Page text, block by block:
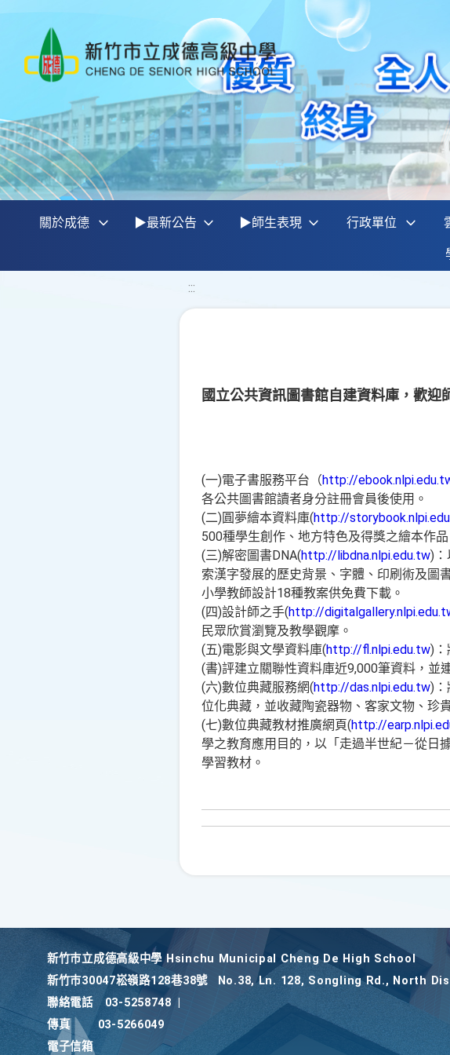
關於成德 ▶最新公告 ▶師生表現 行政單位
:::
國立公共資訊圖書館自建資料庫，歡迎
(一)電子書服務平台（http://
各公共圖書館讀者身分註冊會員後使用。
(二)圓夢繪本資料庫(http://
500種學生創作、地方特色及得獎之繪本作品
(三)解密圖書DNA(http://libdna.nlpi.edu.tw)：
索漢字發展的歷史背景、字體、印刷術及圖
小學教師設計18種教案供免費下載。
(四)設計師之手(http://
民眾欣賞瀏覽及教學觀摩。
(五)電影與文學資料庫(http://fl.nlpi.edu.tw)：
(書)評建立關聯性資料庫近9,000筆資料，並
(六)數位典藏服務網(http://das.nlpi.edu.tw)：
位化典藏，並收藏陶瓷器物、客家文物、珍
(七)數位典藏教材推廣網頁(http://
學之教育應用目的，以「走過半世紀－從日
學習教材。
新竹巿立成德高級中學 Hsinchu Municipal Cheng De High School
新竹巿30047崧嶺路128巷38號
No.38, Ln. 128, Songling Rd., North
聯絡電話
03-5258748
傳真
03-5266049
電子信箱